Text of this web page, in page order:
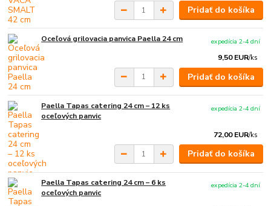
Pridať do košíka
Oceľová grilovacia panvica Paella 24 cm
9,50 EUR/ks
expedícia 2-4 dní
Pridať do košíka
Paella Tapas catering 24 cm – 12 ks
oceľových panvic
72,00 EUR/ks
expedícia 2-4 dní
Pridať do košíka
Paella Tapas catering 24 cm – 6 ks
oceľových panvic
expedícia 2-4 dní